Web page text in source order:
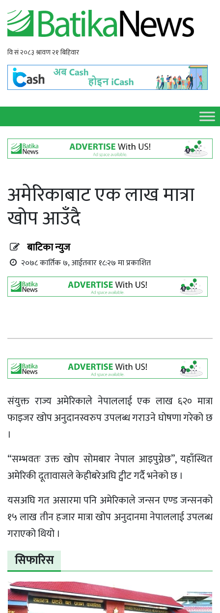
अमेरिकाबाट एक लाख मात्रा
खोप आउँदै
बाटिका न्युज
२०७८ कार्तिक ७, आईतवार १८:२७ मा प्रकाशित
संयुक्त राज्य अमेरिकाले नेपाललाई एक लाख ६२० मात्रा
फाइजर खोप अनुदानस्वरुप उपलब्ध गराउने घोषणा गरेको छ
।
“सम्भवतः उक्त खोप सोमबार नेपाल आइपुग्नेछ”, यहाँस्थित
अमेरिकी दूतावासले केहीबरेअघि ट्वीट गर्दै भनेको छ ।
यसअघि गत असारमा पनि अमेरिकाले जन्सन एण्ड जन्सनको
१५ लाख तीन हजार मात्रा खोप अनुदानमा नेपाललाई उपलब्ध
गराएको थियो ।
सिफारिस